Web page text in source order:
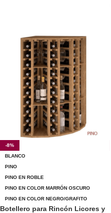
-8%
BLANCO
PINO
PINO EN ROBLE
PINO EN COLOR MARRÓN OSCURO
PINO EN COLOR NEGRO/GRAFITO
Botellero para Rincón Licores y